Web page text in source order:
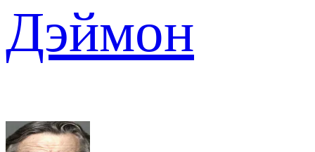
Дэймон